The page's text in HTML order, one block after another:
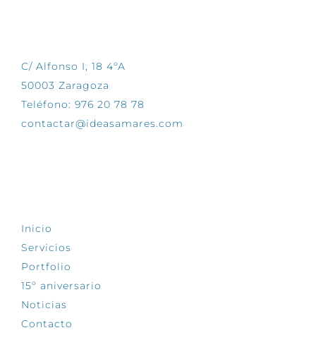
C/ Alfonso I, 18 4ºA
50003 Zaragoza
Teléfono: 976 20 78 78
contactar@ideasamares.com
Inicio
Servicios
Portfolio
15º aniversario
Noticias
Contacto